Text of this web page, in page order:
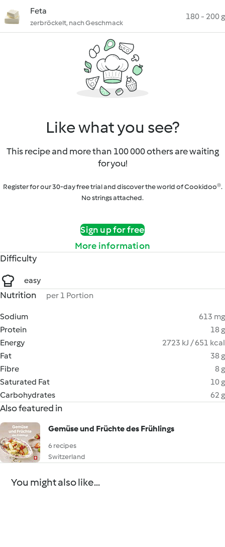
Feta
zerbröckelt, nach Geschmack
180 - 200 g
Like what you see?
This recipe and more than 100 000 others are waiting
for you!
Register for our 30-day free trial and discover the world of Cookidoo®.
No strings attached.
Sign up for free
More information
Difficulty
easy
Nutrition per 1 Portion
Sodium
613 mg
Protein
18 g
Energy
2723 kJ / 651 kcal
Fat
38 g
Fibre
8 g
Saturated Fat
10 g
Carbohydrates
62 g
Also featured in
Gemüse und Früchte des Frühlings
6 recipes
Switzerland
You might also like...